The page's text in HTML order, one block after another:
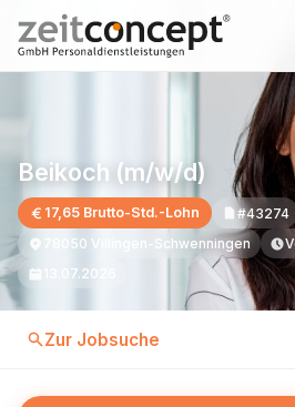
Beikoch (m/w/d)
17,65 Brutto-Std.-Lohn
#43274
78050 Villingen-Schwenningen
13.07.2026
Zur Jobsuche